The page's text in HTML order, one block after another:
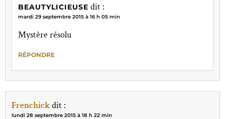
BEAUTYLICIEUSE dit :
mardi 29 septembre 2015 à 16 h 05 min
Mystère résolu
RÉPONDRE
Frenchickdit :
lundi 28 septembre 2015 à 18 h 22 min